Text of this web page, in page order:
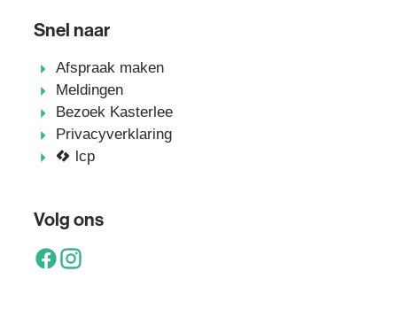
Snel naar
Afspraak maken
Meldingen
Bezoek Kasterlee
Privacyverklaring
lcp
Volg ons
Facebook
Instagram